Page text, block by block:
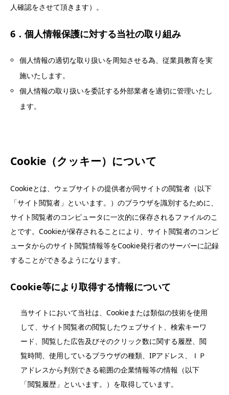
人確認をさせて頂きます）。
6．個人情報保護に対する当社の取り組み
個人情報の適切な取り扱いを周知させる為、従業員教育を実
施いたします。
個人情報の取り扱いを委託する外部業者を適切に管理いたし
ます。
Cookie（クッキー）について
Cookieとは、ウェブサイトの提供者が同サイトの閲覧者（以下
「サイト閲覧者」といいます。）のブラウザを識別するために、
サイト閲覧者のコンピュータに一次的に保存されるファイルのこ
とです。Cookieが保存されることにより、サイト閲覧者のコンピ
ュータからのサイト閲覧情報等をCookie発行者のサーバーに記録
することができるようになります。
Cookie等により取得する情報について
当サイトにおいて当社は、Cookieまたは類似の技術を使用
して、サイト閲覧者の閲覧したウェブサイト、検索キーワ
ード、閲覧した広告及びそのクリック数に関する履歴、閲
覧時間、使用しているブラウザの種類、IPアドレス、ＩＰ
アドレスから判別できる範囲の企業情報等の情報（以下
「閲覧履歴」といいます。）を取得しています。